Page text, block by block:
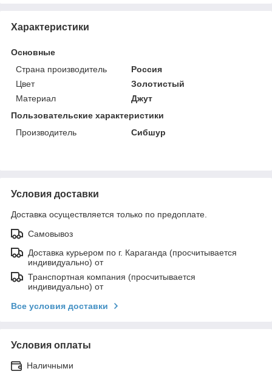
Характеристики
Основные
Страна производитель
Россия
Цвет
Золотистый
Материал
Джут
Пользовательские характеристики
Производитель
Сибшур
Условия доставки
Доставка осуществляется только по предоплате.
Самовывоз
Доставка курьером по г. Караганда (просчитывается
индивидуально) от
Транспортная компания (просчитывается
индивидуально) от
Все условия доставки
Условия оплаты
Наличными